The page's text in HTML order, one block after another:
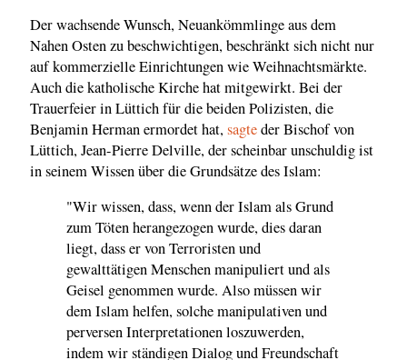
Der wachsende Wunsch, Neuankömmlinge aus dem
Nahen Osten zu beschwichtigen, beschränkt sich nicht nur
auf kommerzielle Einrichtungen wie Weihnachtsmärkte.
Auch die katholische Kirche hat mitgewirkt. Bei der
Trauerfeier in Lüttich für die beiden Polizisten, die
Benjamin Herman ermordet hat,sagteder Bischof von
Lüttich, Jean-Pierre Delville, der scheinbar unschuldig ist
in seinem Wissen über die Grundsätze des Islam:
"Wir wissen, dass, wenn der Islam als Grund
zum Töten herangezogen wurde, dies daran
liegt, dass er von Terroristen und
gewalttätigen Menschen manipuliert und als
Geisel genommen wurde. Also müssen wir
dem Islam helfen, solche manipulativen und
perversen Interpretationen loszuwerden,
indem wir ständigen Dialog und Freundschaft